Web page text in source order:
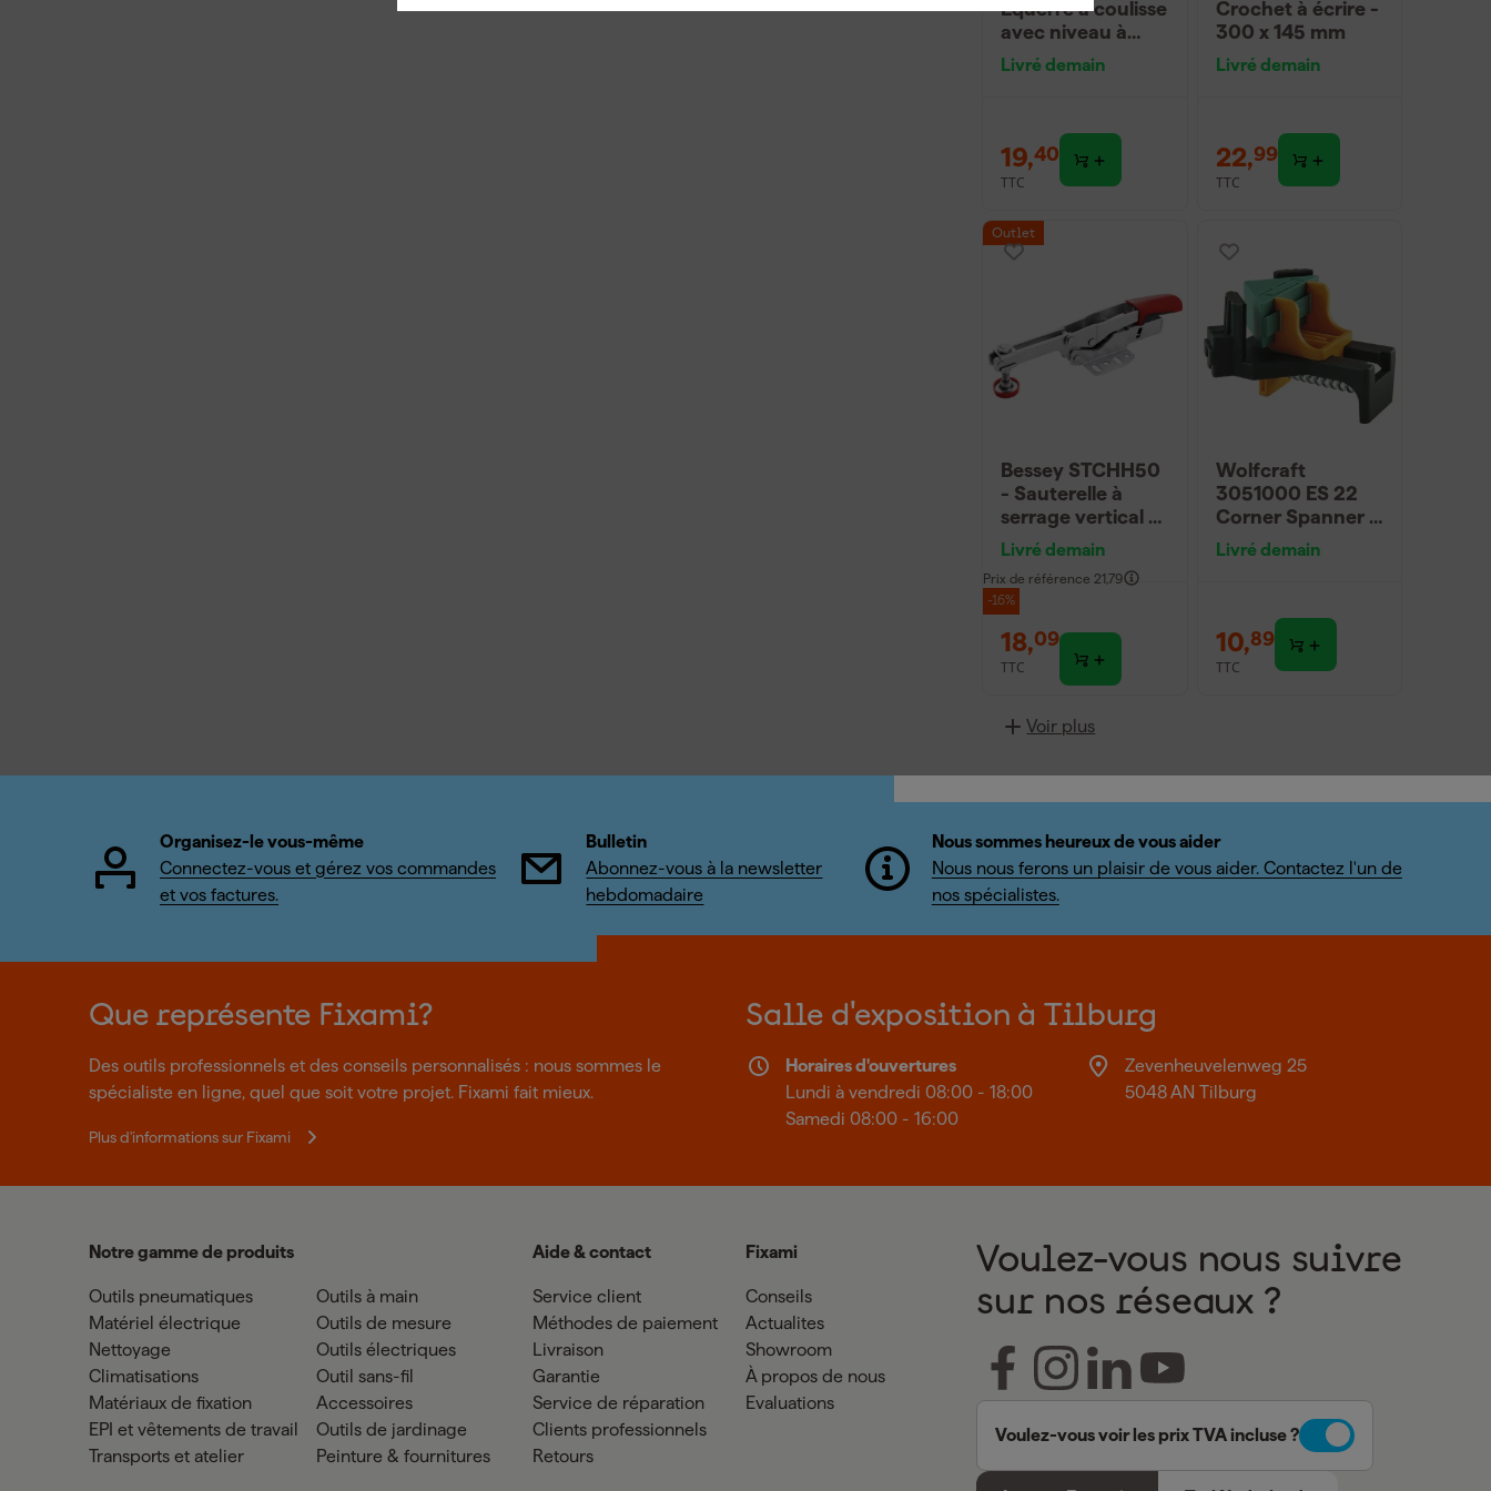
Équerre à coulisse
avec niveau à
bulle et tire-ligne
en métal
Livré demain
19,40
TTC
Crochet à écrire -
300 x 145 mm
Livré demain
22,99
TTC
Outlet
Bessey STCHH50
- Sauterelle à
serrage vertical -
40 x 35
Livré demain
Prix de référence 21,79
-16%
18,09
TTC
Wolfcraft
3051000 ES 22
Corner Spanner -
Plastique - 10-22
mm (2e)
Livré demain
10,89
TTC
Voir plus
Organisez-le vous-même
Connectez-vous et gérez vos commandes
et vos factures.
Bulletin
Abonnez-vous à la newsletter
hebdomadaire
Nous sommes heureux de vous aider
Nous nous ferons un plaisir de vous aider. Contactez l'un de
nos spécialistes.
Que représente Fixami?
Des outils professionnels et des conseils personnalisés : nous sommes le
spécialiste en ligne, quel que soit votre projet. Fixami fait mieux.
Plus d'informations sur Fixami
Salle d'exposition à Tilburg
Horaires d'ouvertures
Lundi à vendredi 08:00 - 18:00
Samedi 08:00 - 16:00
Zevenheuvelenweg 25
5048 AN Tilburg
Notre gamme de produits
Outils pneumatiques
Matériel électrique
Nettoyage
Climatisations
Matériaux de fixation
EPI et vêtements de travail
Transports et atelier
Outils à main
Outils de mesure
Outils électriques
Outil sans-fil
Accessoires
Outils de jardinage
Peinture & fournitures
Aide & contact
Service client
Méthodes de paiement
Livraison
Garantie
Service de réparation
Clients professionnels
Retours
Fixami
Conseils
Actualites
Showroom
À propos de nous
Evaluations
Voulez-vous nous suivre
sur nos réseaux ?
Voulez-vous voir les prix TVA incluse ?